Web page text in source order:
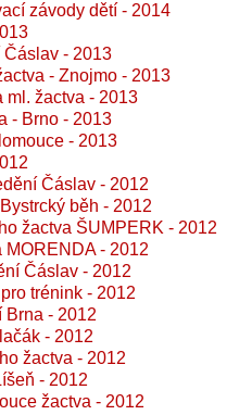
závody dětí - 2014
- 2013
- Znojmo - 2013
ml. žactva - 2013
- Brno - 2013
- 2013
Čáslav - 2012
běh - 2012
žactva ŠUMPERK - 2012
MORENDA - 2012
Čáslav - 2012
trénink - 2012
Brna - 2012
- 2012
žactva - 2012
- 2012
žactva - 2012